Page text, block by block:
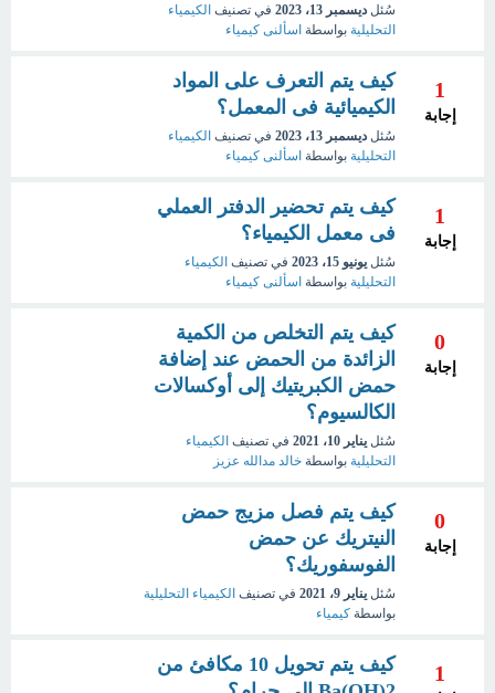
سُئل ديسمبر 13، 2023 في تصنيف الكيمياء
التحليلية بواسطة اسألنى كيمياء
1
إجابة
كيف يتم التعرف على المواد
الكيميائية فى المعمل؟
سُئل ديسمبر 13، 2023 في تصنيف الكيمياء
التحليلية بواسطة اسألنى كيمياء
1
إجابة
كيف يتم تحضير الدفتر العملي
فى معمل الكيمياء؟
سُئل يونيو 15، 2023 في تصنيف الكيمياء
التحليلية بواسطة اسألنى كيمياء
0
إجابة
كيف يتم التخلص من الكمية
الزائدة من الحمض عند إضافة
حمض الكبريتيك إلى أوكسالات
الكالسيوم؟
سُئل يناير 10، 2021 في تصنيف الكيمياء
التحليلية بواسطة خالد مدالله عزيز
0
إجابة
كيف يتم فصل مزيج حمض
النيتريك عن حمض
الفوسفوريك؟
سُئل يناير 9، 2021 في تصنيف الكيمياء التحليلية
بواسطة كيمياء
1
كيف يتم تحويل 10 مكافئ من